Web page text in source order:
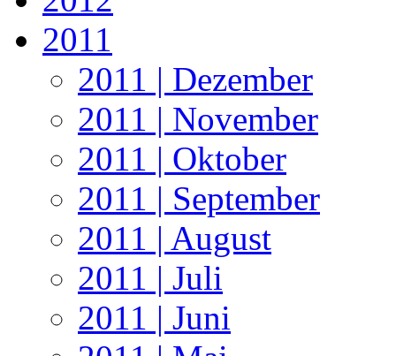
2011
2011 | Dezember
2011 | November
2011 | Oktober
2011 | September
2011 | August
2011 | Juli
2011 | Juni